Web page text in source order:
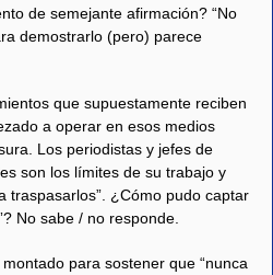
de semejante afirmación? “No
demostrarlo (pero) parece
que supuestamente reciben
a operar en esos medios
Los periodistas y jefes de
son los límites de su trabajo y
traspasarlos”. ¿Cómo pudo captar
No sabe / no responde.
para sostener que “nunca